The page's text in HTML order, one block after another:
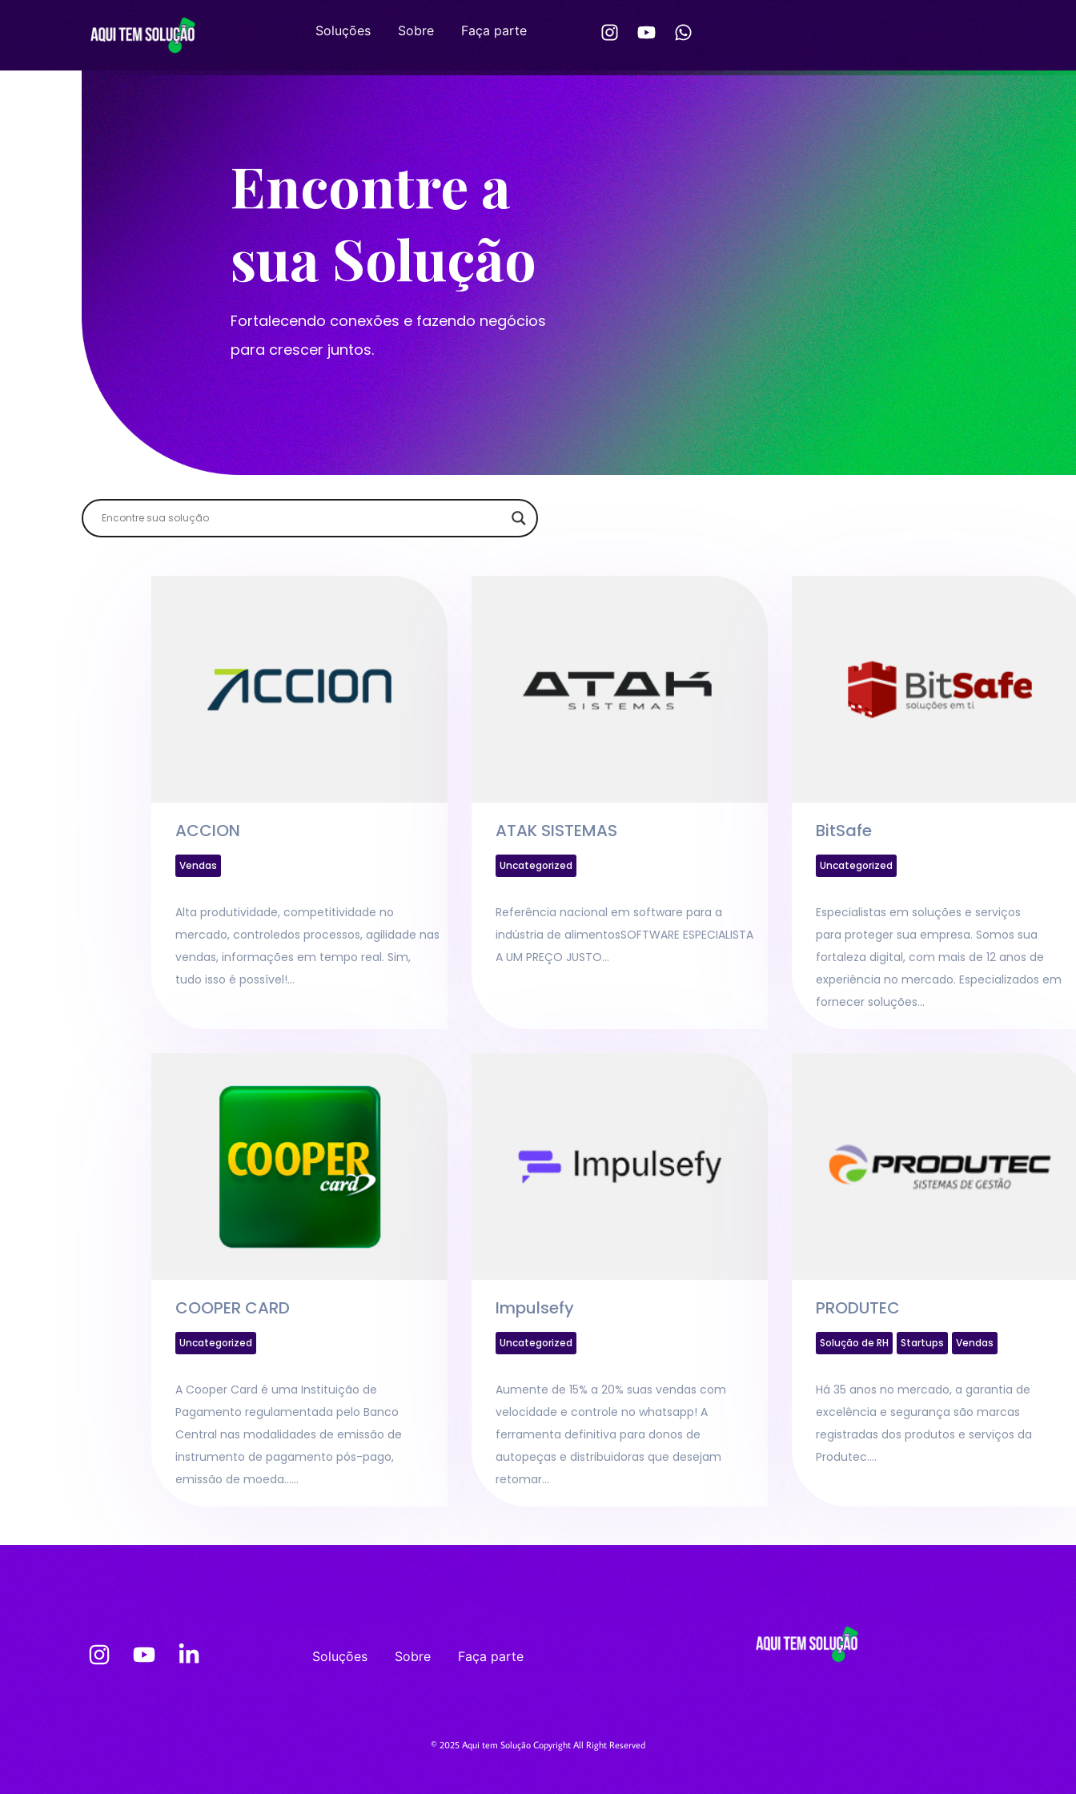
Soluções Sobre Faça parte
Encontre a
sua Solução
Fortalecendo conexões e fazendo negócios
para crescer juntos.
ACCION
Vendas
Alta produtividade, competitividade no
mercado, controledos processos, agilidade nas
vendas, informações em tempo real. Sim,
tudo isso é possível!…
ATAK SISTEMAS
Uncategorized
Referência nacional em software para a
indústria de alimentosSOFTWARE ESPECIALISTA
A UM PREÇO JUSTO…
BitSafe
Uncategorized
Especialistas em soluções e serviços
para proteger sua empresa. Somos sua
fortaleza digital, com mais de 12 anos de
experiência no mercado. Especializados em
fornecer soluções…
COOPER CARD
Uncategorized
A Cooper Card é uma Instituição de
Pagamento regulamentada pelo Banco
Central nas modalidades de emissão de
instrumento de pagamento pós-pago,
emissão de moeda……
Impulsefy
Uncategorized
Aumente de 15% a 20% suas vendas com
velocidade e controle no whatsapp! A
ferramenta definitiva para donos de
autopeças e distribuidoras que desejam
retomar…
PRODUTEC
Solução de RH Startups Vendas
Há 35 anos no mercado, a garantia de
excelência e segurança são marcas
registradas dos produtos e serviços da
Produtec….
Soluções Sobre Faça parte
© 2025 Aqui tem Solução Copyright All Right Reserved